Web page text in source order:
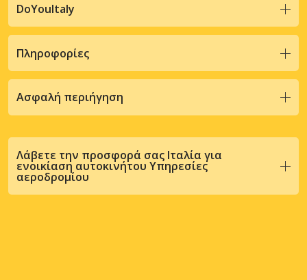
DoYouItaly
Πληροφορίες
Ασφαλή περιήγηση
Λάβετε την προσφορά σας Ιταλία για
ενοικίαση αυτοκινήτου Υπηρεσίες
αεροδρομίου